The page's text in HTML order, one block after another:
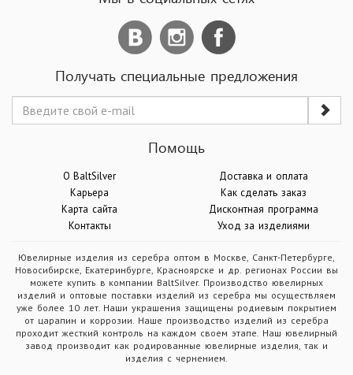
Получать специальные предложения
Помощь
О BaltSilver
Доставка и оплата
Карьера
Как сделать заказ
Карта сайта
Дисконтная программа
Контакты
Уход за изделиями
Ювелирные изделия из серебра оптом в Москве, Санкт-Петербурге,
Новосибирске, Екатеринбурге, Красноярске и др. регионах России вы
можете купить в компании BaltSilver. Производство ювелирных
изделий и оптовые поставки изделий из серебра мы осуществляем
уже более 10 лет. Наши украшения защищены родиевым покрытием
от царапин и коррозии. Наше производство изделий из серебра
проходит жесткий контроль на каждом своем этапе. Наш ювелирный
завод производит как родированные ювелирные изделия, так и
изделия с чернением.